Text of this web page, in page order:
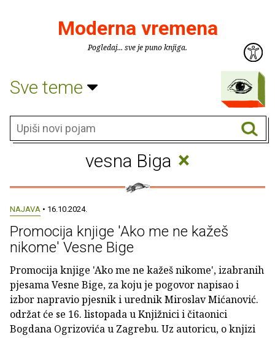
Moderna vremena
Pogledaj... sve je puno knjiga.
Sve teme
vesna Biga ×
NAJAVA • 16.10.2024.
Promocija knjige 'Ako me ne kažeš
nikome' Vesne Bige
Promocija knjige 'Ako me ne kažeš nikome', izabranih
pjesama Vesne Bige, za koju je pogovor napisao i
izbor napravio pjesnik i urednik Miroslav Mićanović.
održat će se 16. listopada u Knjižnici i čitaonici
Bogdana Ogrizovića u Zagrebu. Uz autoricu, o knjizi